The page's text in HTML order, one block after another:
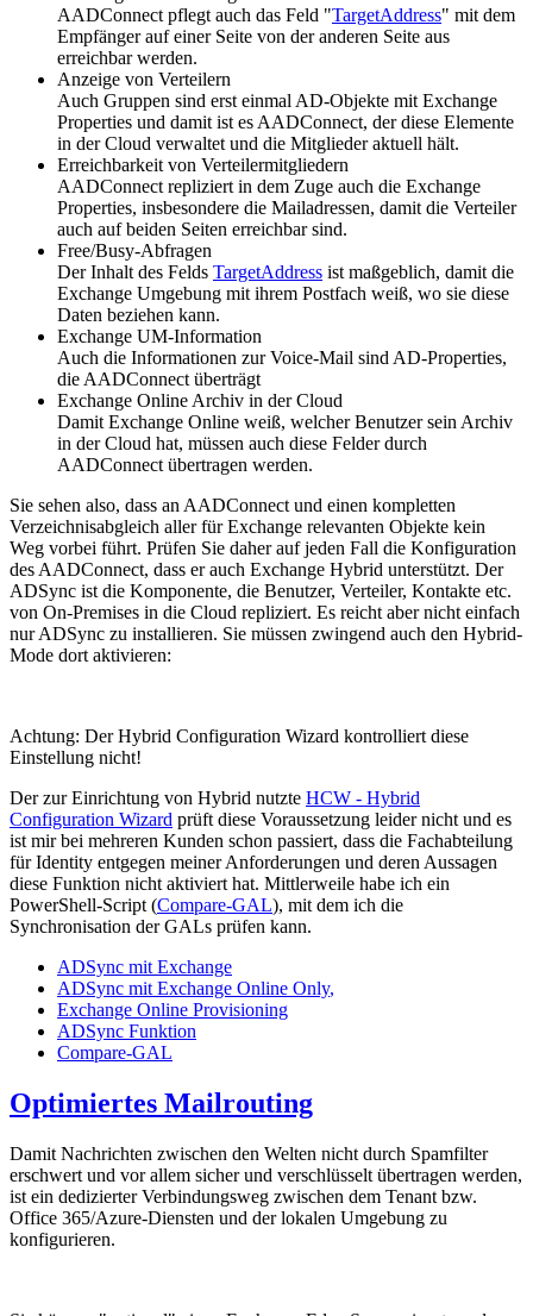
AADConnect pflegt auch das Feld "TargetAddress" mit dem
Empfänger auf einer Seite von der anderen Seite aus
erreichbar werden.
Anzeige von Verteilern
Auch Gruppen sind erst einmal AD-Objekte mit Exchange
Properties und damit ist es AADConnect, der diese Elemente
in der Cloud verwaltet und die Mitglieder aktuell hält.
Erreichbarkeit von Verteilermitgliedern
AADConnect repliziert in dem Zuge auch die Exchange
Properties, insbesondere die Mailadressen, damit die Verteiler
auch auf beiden Seiten erreichbar sind.
Free/Busy-Abfragen
Der Inhalt des Felds TargetAddress ist maßgeblich, damit die
Exchange Umgebung mit ihrem Postfach weiß, wo sie diese
Daten beziehen kann.
Exchange UM-Information
Auch die Informationen zur Voice-Mail sind AD-Properties,
die AADConnect überträgt
Exchange Online Archiv in der Cloud
Damit Exchange Online weiß, welcher Benutzer sein Archiv
in der Cloud hat, müssen auch diese Felder durch
AADConnect übertragen werden.
Sie sehen also, dass an AADConnect und einen kompletten
Verzeichnisabgleich aller für Exchange relevanten Objekte kein
Weg vorbei führt. Prüfen Sie daher auf jeden Fall die Konfiguration
des AADConnect, dass er auch Exchange Hybrid unterstützt. Der
ADSync ist die Komponente, die Benutzer, Verteiler, Kontakte etc.
von On-Premises in die Cloud repliziert. Es reicht aber nicht einfach
nur ADSync zu installieren. Sie müssen zwingend auch den Hybrid-
Mode dort aktivieren:
Achtung: Der Hybrid Configuration Wizard kontrolliert diese
Einstellung nicht!
Der zur Einrichtung von Hybrid nutzte HCW - Hybrid
Configuration Wizard prüft diese Voraussetzung leider nicht und es
ist mir bei mehreren Kunden schon passiert, dass die Fachabteilung
für Identity entgegen meiner Anforderungen und deren Aussagen
diese Funktion nicht aktiviert hat. Mittlerweile habe ich ein
PowerShell-Script (Compare-GAL), mit dem ich die
Synchronisation der GALs prüfen kann.
ADSync mit Exchange
ADSync mit Exchange Online Only,
Exchange Online Provisioning
ADSync Funktion
Compare-GAL
Optimiertes Mailrouting
Damit Nachrichten zwischen den Welten nicht durch Spamfilter
erschwert und vor allem sicher und verschlüsselt übertragen werden,
ist ein dedizierter Verbindungsweg zwischen dem Tenant bzw.
Office 365/Azure-Diensten und der lokalen Umgebung zu
konfigurieren.